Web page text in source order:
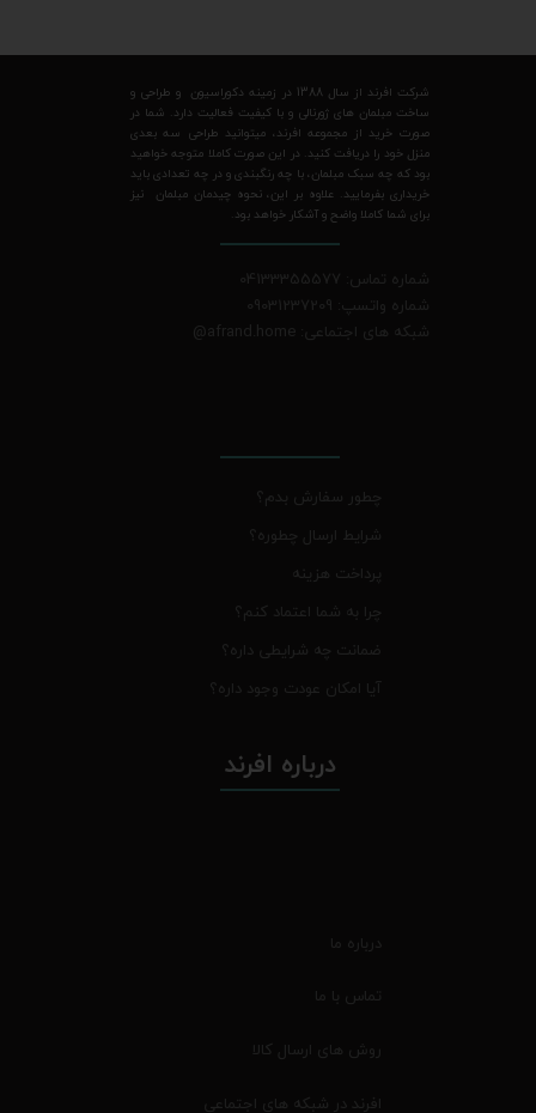
شرکت افرند از سال 1388 در زمینه دکوراسیون و طراحی و
ساخت مبلمان های ژورنالی و با کیفیت فعالیت دارد. شما در
صورت خرید از مجموعه افرند، میتوانید طراحی سه بعدی
منزل خود را دریافت کنید. در این صورت کاملا متوجه خواهید
بود که چه سبک مبلمان، با چه رنگبندی و در چه تعدادی باید
خریداری بفرمایید. علاوه بر این، نحوه چیدمان مبلمان نیز
برای شما کاملا واضح و آشکار خواهد بود.
شماره تماس: 04133355577
شماره واتسپ: 09031237209
شبکه های اجتماعی: afrand.home
@
چطور سفارش بدم؟
شرایط ارسال چطوره؟
پرداخت هزینه
چرا به شما اعتماد کنم؟
ضمانت چه شرایطی داره؟
آیا امکان عودت وجود داره؟
درباره افرند
درباره ما
تماس با ما
روش های ارسال کالا
افرند در شبکه های اجتماعی